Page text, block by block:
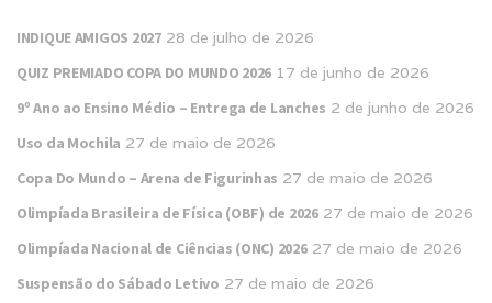
INDIQUE AMIGOS 2027 28 de julho de 2026
QUIZ PREMIADO COPA DO MUNDO 2026 17 de junho de 2026
9º Ano ao Ensino Médio – Entrega de Lanches 2 de junho de 2026
Uso da Mochila 27 de maio de 2026
Copa Do Mundo – Arena de Figurinhas 27 de maio de 2026
Olimpíada Brasileira de Física (OBF) de 2026 27 de maio de 2026
Olimpíada Nacional de Ciências (ONC) 2026 27 de maio de 2026
Suspensão do Sábado Letivo 27 de maio de 2026